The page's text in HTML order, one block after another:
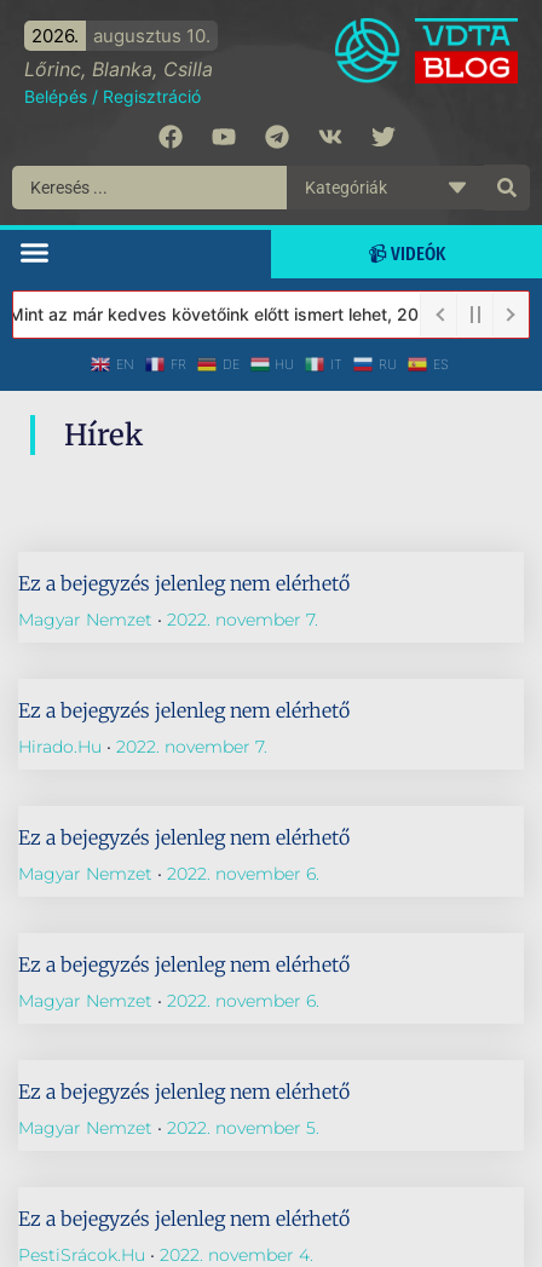
2026. augusztus 10.
Lőrinc, Blanka, Csilla
Belépés / Regisztráció
📹 VIDEÓK
az már kedves követőink előtt ismert lehet, 2023-tól a
EN FR DE HU IT RU ES
Hírek
Ez a bejegyzés jelenleg nem elérhető
Magyar Nemzet 2022. november 7.
Ez a bejegyzés jelenleg nem elérhető
Hirado.hu 2022. november 7.
Ez a bejegyzés jelenleg nem elérhető
Magyar Nemzet 2022. november 6.
Ez a bejegyzés jelenleg nem elérhető
Magyar Nemzet 2022. november 6.
Ez a bejegyzés jelenleg nem elérhető
Magyar Nemzet 2022. november 5.
Ez a bejegyzés jelenleg nem elérhető
PestiSrácok.hu 2022. november 4.